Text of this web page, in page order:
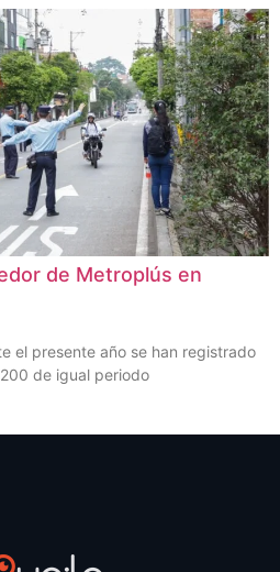
de Metroplús en
el presente año se han registrado
de igual periodo